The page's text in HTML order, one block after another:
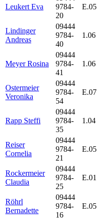
Leukert Eva
9784-
20
E.05
Lindinger
Andreas
09444
9784-
40
1.06
Meyer Rosina
09444
9784-
41
1.06
Ostermeier
Veronika
09444
9784-
54
E.07
Rapp Steffi
09444
9784-
35
1.04
Reiser
Cornelia
09444
9784-
21
E.05
Rockermeier
Claudia
09444
9784-
25
E.01
Röhrl
Bernadette
09444
9784-
16
E.05